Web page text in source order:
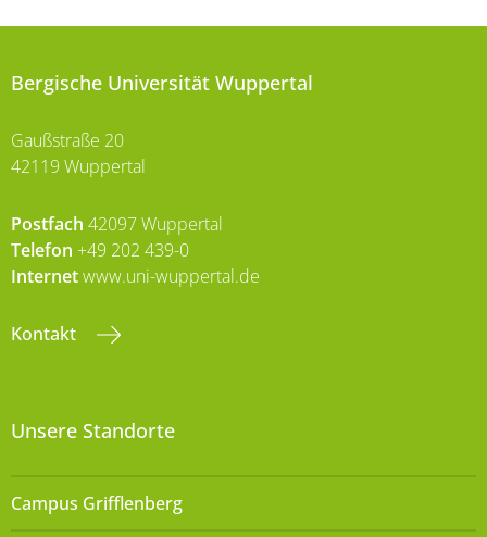
Bergische Universität Wuppertal
Gaußstraße 20
42119 Wuppertal
Postfach 42097 Wuppertal
Telefon +49 202 439-0
Internetwww.uni-wuppertal.de
Kontakt
Unsere Standorte
Campus Grifflenberg